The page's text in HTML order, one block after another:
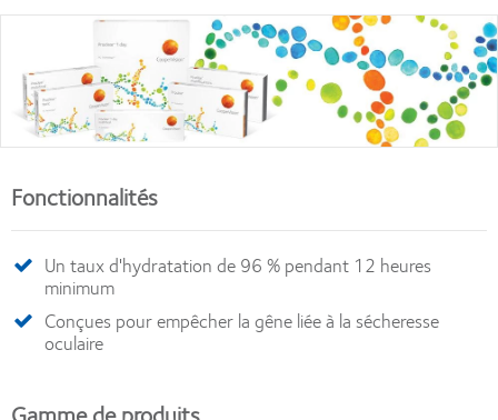
Fonctionnalités
Un taux d'hydratation de 96 % pendant 12 heures
minimum
Conçues pour empêcher la gêne liée à la sécheresse
oculaire